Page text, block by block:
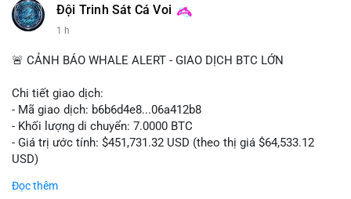
#binancesquare #cryptonews #digitalassetmarketclarityact
#regulation
$btc $eth
#vlikevn #titanbot
📰 Nguồn: CoinDesk
Đội Trinh Sát Cá Voi
1 h
🚨 CẢNH BÁO WHALE ALERT - GIAO DỊCH BTC LỚN
Chi tiết giao dịch:
- Mã giao dịch: b6b6d4e8...06a412b8
- Khối lượng di chuyển: 7.0000 BTC
- Giá trị ước tính: $451,731.32 USD (theo thị giá $64,533.12
USD)
Đọc thêm